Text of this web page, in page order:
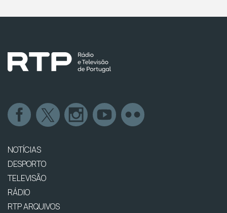
NOTÍCIAS
DESPORTO
TELEVISÃO
RÁDIO
RTP ARQUIVOS